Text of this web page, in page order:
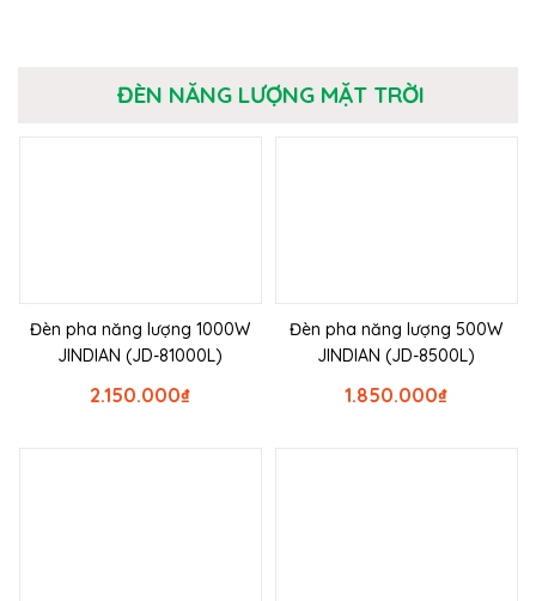
ĐÈN NĂNG LƯỢNG MẶT TRỜI
Đèn pha năng lượng 1000W
JINDIAN (JD-81000L)
₫
2.150.000
Đèn pha năng lượng 500W
JINDIAN (JD-8500L)
₫
1.850.000